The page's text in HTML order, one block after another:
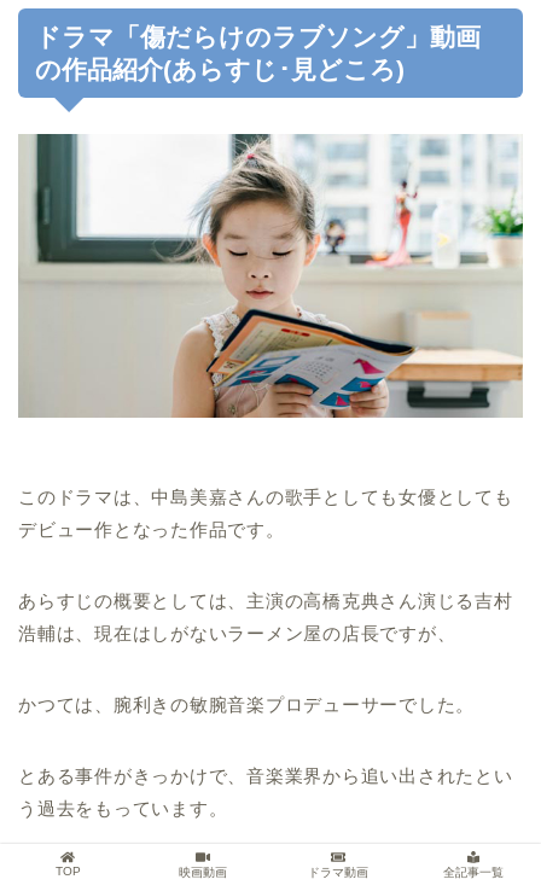
ドラマ「傷だらけのラブソング」動画
の作品紹介(あらすじ･見どころ)
このドラマは、中島美嘉さんの歌手としても女優としても
デビュー作となった作品です。
あらすじの概要としては、主演の高橋克典さん演じる吉村
浩輔は、現在はしがないラーメン屋の店長ですが、
かつては、腕利きの敏腕音楽プロデューサーでした。
とある事件がきっかけで、音楽業界から追い出されたとい
う過去をもっています。
ある時、吉村は底王不良で荒れ気味だった中島美嘉さん演
TOP 映画動画 ドラマ動画 全記事一覧